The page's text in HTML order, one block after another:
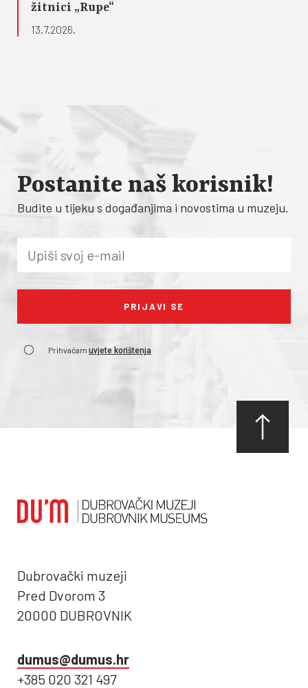
žitnici „Rupe“
13.7.2026.
Postanite naš korisnik!
Budite u tijeku s događanjima i novostima u muzeju.
Prihvaćam uvjete korištenja
Dubrovački muzeji
Pred Dvorom 3
20000 DUBROVNIK
dumus@dumus.hr
+385 020 321 497